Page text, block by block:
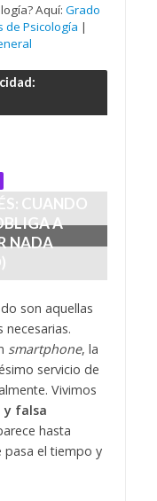
Aquí: Grado
de Psicología |
CUANDO
A
NADA
son aquellas
necesarias.
smartphone, la
servicio de
Vivimos
y falsa
hasta
pasa el tiempo y